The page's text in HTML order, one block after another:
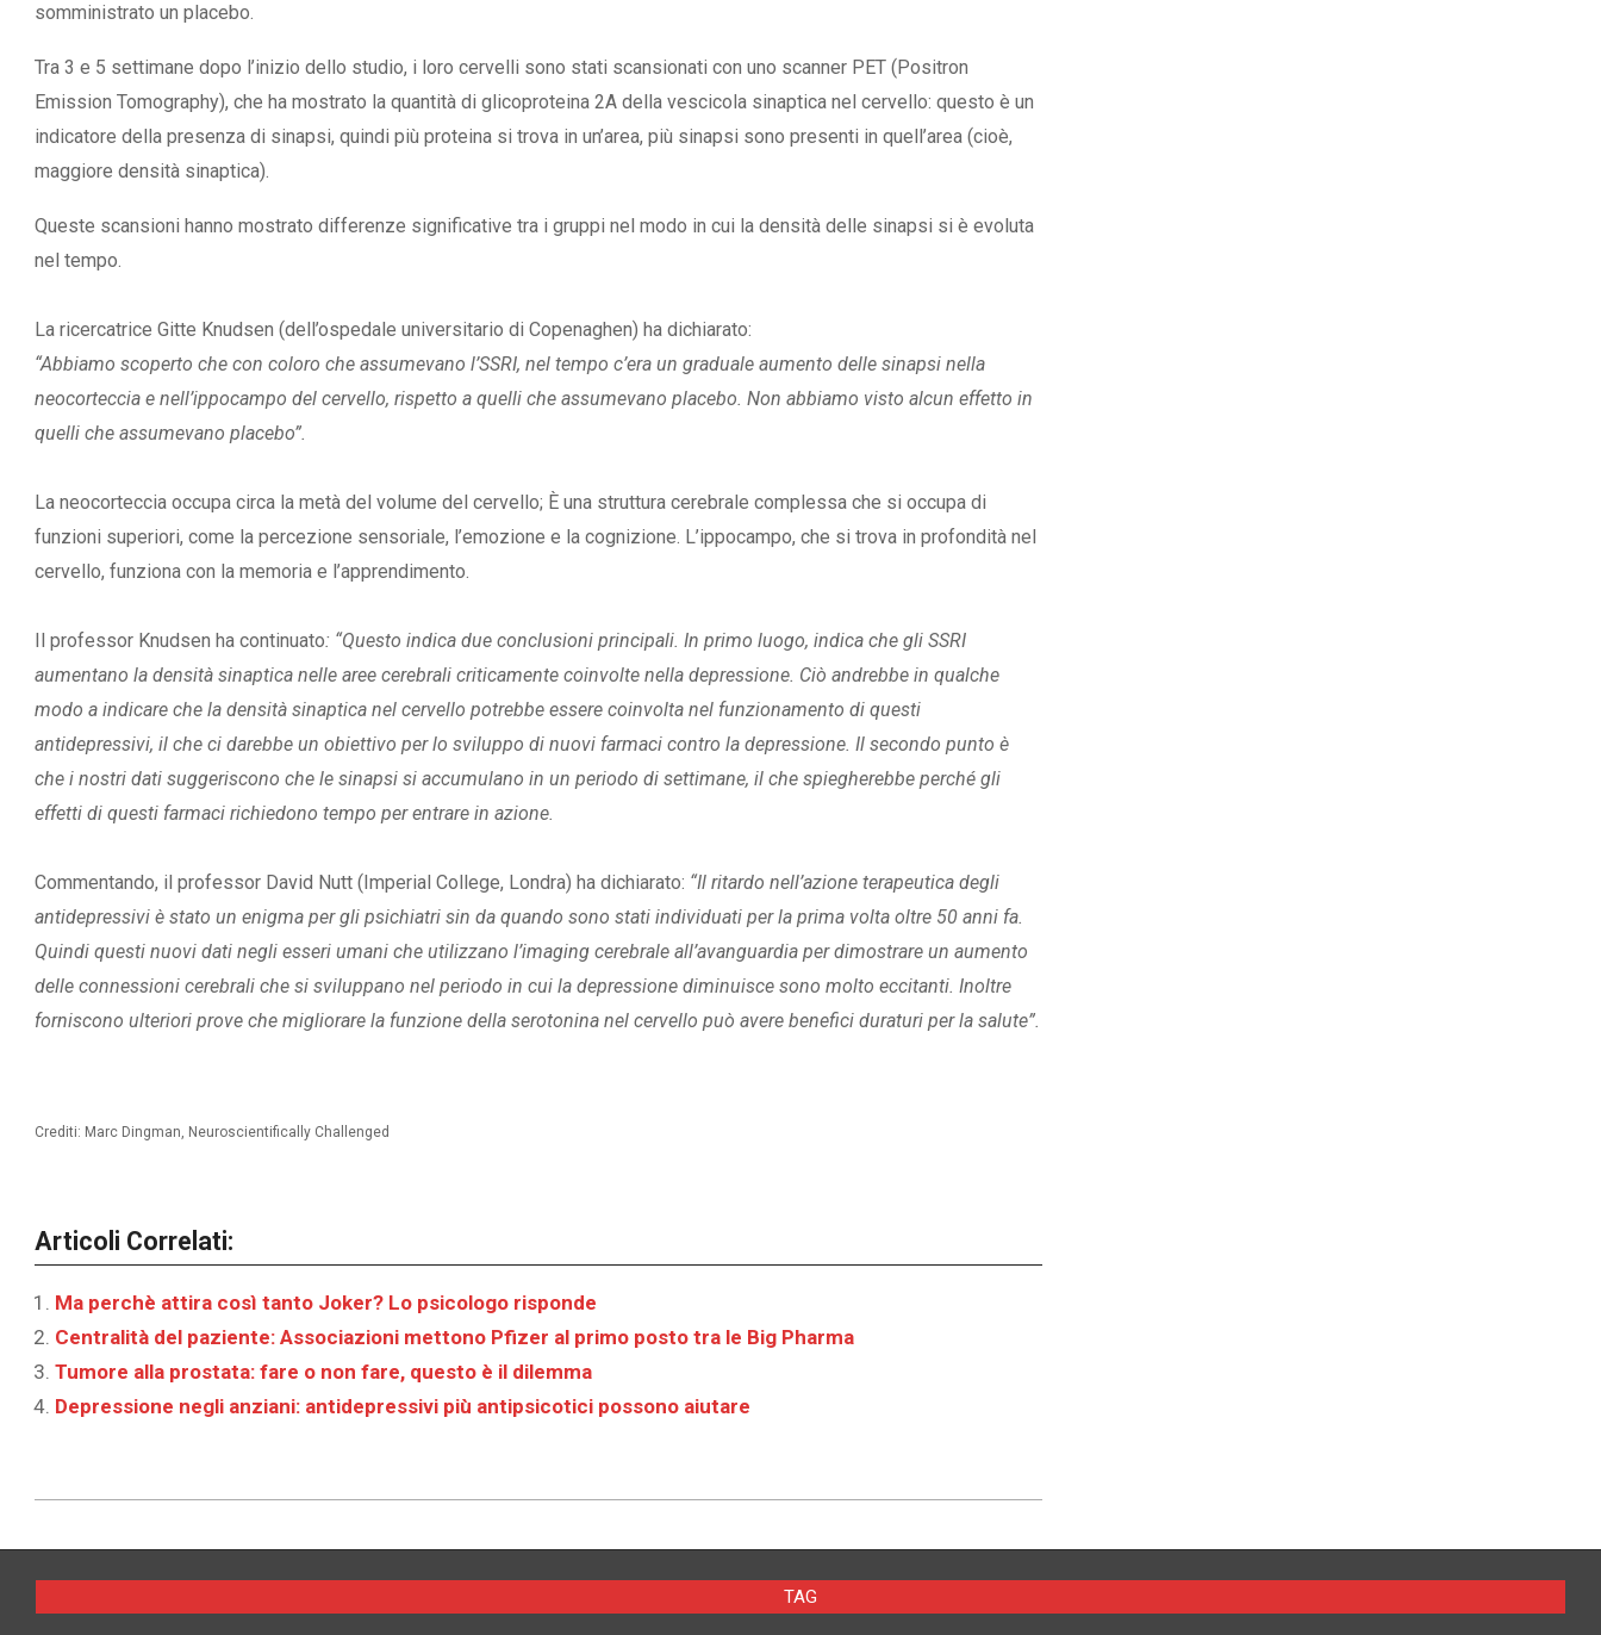
somministrato un placebo.
Tra 3 e 5 settimane dopo l’inizio dello studio, i loro cervelli sono stati scansionati con uno scanner PET (Positron
Emission Tomography), che ha mostrato la quantità di glicoproteina 2A della vescicola sinaptica nel cervello: questo è un
indicatore della presenza di sinapsi, quindi più proteina si trova in un’area, più sinapsi sono presenti in quell’area (cioè,
maggiore densità sinaptica).
Queste scansioni hanno mostrato differenze significative tra i gruppi nel modo in cui la densità delle sinapsi si è evoluta
nel tempo.
La ricercatrice Gitte Knudsen (dell’ospedale universitario di Copenaghen) ha dichiarato:
“Abbiamo scoperto che con coloro che assumevano l’SSRI, nel tempo c’era un graduale aumento delle sinapsi nella
neocorteccia e nell’ippocampo del cervello, rispetto a quelli che assumevano placebo. Non abbiamo visto alcun effetto in
quelli che assumevano placebo”.
La neocorteccia occupa circa la metà del volume del cervello; È una struttura cerebrale complessa che si occupa di
funzioni superiori, come la percezione sensoriale, l’emozione e la cognizione. L’ippocampo, che si trova in profondità nel
cervello, funziona con la memoria e l’apprendimento.
Il professor Knudsen ha continuato: “Questo indica due conclusioni principali. In primo luogo, indica che gli SSRI
aumentano la densità sinaptica nelle aree cerebrali criticamente coinvolte nella depressione. Ciò andrebbe in qualche
modo a indicare che la densità sinaptica nel cervello potrebbe essere coinvolta nel funzionamento di questi
antidepressivi, il che ci darebbe un obiettivo per lo sviluppo di nuovi farmaci contro la depressione. Il secondo punto è
che i nostri dati suggeriscono che le sinapsi si accumulano in un periodo di settimane, il che spiegherebbe perché gli
effetti di questi farmaci richiedono tempo per entrare in azione.
Commentando, il professor David Nutt (Imperial College, Londra) ha dichiarato: “Il ritardo nell’azione terapeutica degli
antidepressivi è stato un enigma per gli psichiatri sin da quando sono stati individuati per la prima volta oltre 50 anni fa.
Quindi questi nuovi dati negli esseri umani che utilizzano l’imaging cerebrale all’avanguardia per dimostrare un aumento
delle connessioni cerebrali che si sviluppano nel periodo in cui la depressione diminuisce sono molto eccitanti. Inoltre
forniscono ulteriori prove che migliorare la funzione della serotonina nel cervello può avere benefici duraturi per la salute”.
Crediti: Marc Dingman, Neuroscientifically Challenged
Articoli Correlati:
Ma perchè attira così tanto Joker? Lo psicologo risponde
Centralità del paziente: Associazioni mettono Pfizer al primo posto tra le Big Pharma
Tumore alla prostata: fare o non fare, questo è il dilemma
Depressione negli anziani: antidepressivi più antipsicotici possono aiutare
TAG